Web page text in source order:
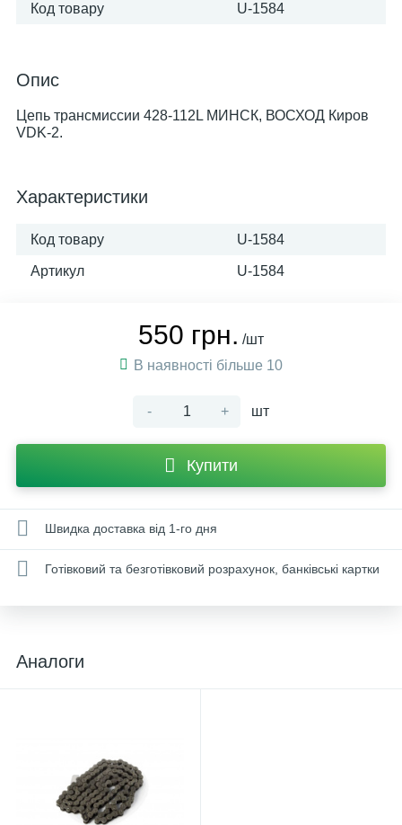
Код товару U-1584
Опис
Цепь трансмиссии 428-112L МИНСК, ВОСХОД Киров
VDK-2.
Характеристики
Код товару U-1584
Артикул U-1584
550 грн. /шт
В наявності більше 10
- + шт
Купити
Швидка доставка від 1-го дня
Готівковий та безготівковий розрахунок, банківські картки
Аналоги